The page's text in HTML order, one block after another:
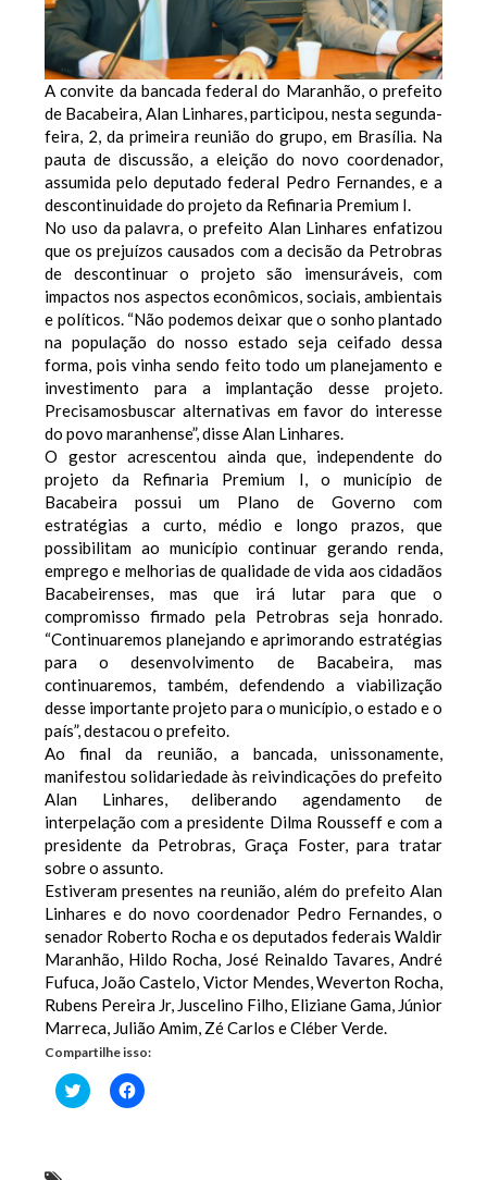
A convite da bancada federal do Maranhão, o prefeito
de Bacabeira, Alan Linhares, participou, nesta segunda-
feira, 2, da primeira reunião do grupo, em Brasília. Na
pauta de discussão, a eleição do novo coordenador,
assumida pelo deputado federal Pedro Fernandes, e a
descontinuidade do projeto da Refinaria Premium I.
No uso da palavra, o prefeito Alan Linhares enfatizou
que os prejuízos causados com a decisão da Petrobras
de descontinuar o projeto são imensuráveis, com
impactos nos aspectos econômicos, sociais, ambientais
e políticos. “Não podemos deixar que o sonho plantado
na população do nosso estado seja ceifado dessa
forma, pois vinha sendo feito todo um planejamento e
investimento para a implantação desse projeto.
Precisamosbuscar alternativas em favor do interesse
do povo maranhense”, disse Alan Linhares.
O gestor acrescentou ainda que, independente do
projeto da Refinaria Premium I, o município de
Bacabeira possui um Plano de Governo com
estratégias a curto, médio e longo prazos, que
possibilitam ao município continuar gerando renda,
emprego e melhorias de qualidade de vida aos cidadãos
Bacabeirenses, mas que irá lutar para que o
compromisso firmado pela Petrobras seja honrado.
“Continuaremos planejando e aprimorando estratégias
para o desenvolvimento de Bacabeira, mas
continuaremos, também, defendendo a viabilização
desse importante projeto para o município, o estado e o
país”, destacou o prefeito.
Ao final da reunião, a bancada, unissonamente,
manifestou solidariedade às reivindicações do prefeito
Alan Linhares, deliberando agendamento de
interpelação com a presidente Dilma Rousseff e com a
presidente da Petrobras, Graça Foster, para tratar
sobre o assunto.
Estiveram presentes na reunião, além do prefeito Alan
Linhares e do novo coordenador Pedro Fernandes, o
senador Roberto Rocha e os deputados federais Waldir
Maranhão, Hildo Rocha, José Reinaldo Tavares, André
Fufuca, João Castelo, Victor Mendes, Weverton Rocha,
Rubens Pereira Jr, Juscelino Filho, Eliziane Gama, Júnior
Marreca, Julião Amim, Zé Carlos e Cléber Verde.
Compartilhe isso:
Clique
para
Clique
para